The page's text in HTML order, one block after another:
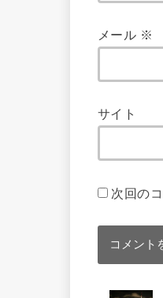
メール ※
サイト
次回の